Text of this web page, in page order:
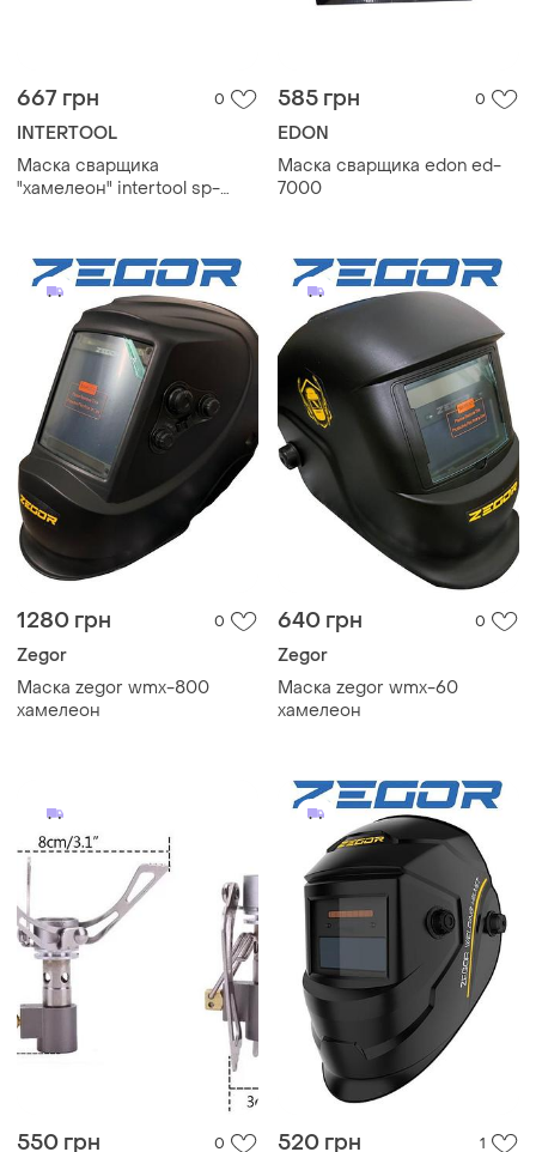
667 грн 0
INTERTOOL
Маска сварщика
"хамелеон" intertool sp-
585 грн 0
EDON
Маска сварщика еdon ed-
7000
1280 грн 0
Zegor
Маска zegor wmx-800
хамелеон
640 грн 0
Zegor
Маска zegor wmx-60
хамелеон
550 грн 0 520 грн 1